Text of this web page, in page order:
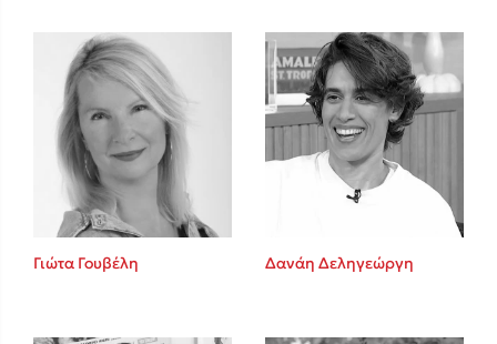
Γιώτα Γουβέλη Δανάη Δεληγεώργη